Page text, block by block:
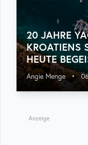
20 JAHRE
KROATIENS
HEUTE
Angie Menge •
Anzeige